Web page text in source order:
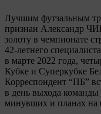
Лучшим футзальным
признан Александр
золоту в чемпионате
42-летнего
в марте 2022 года,
Кубке и Суперкубке
Корреспондент “ПБ”
в день выхода команды
минувших и планах